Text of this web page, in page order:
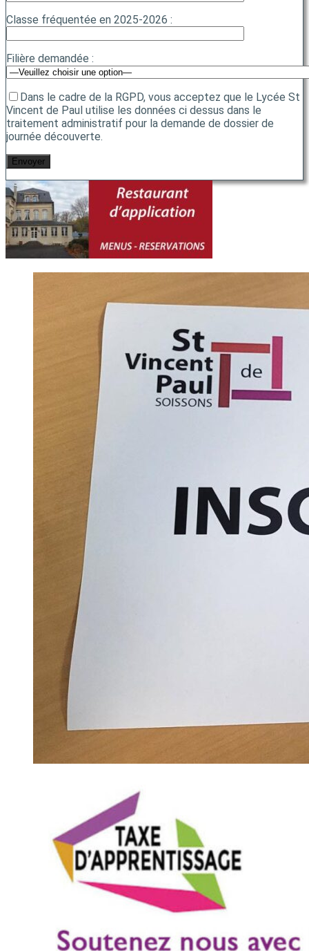
Classe fréquentée en 2025-2026 :
Filière demandée :
Dans le cadre de la RGPD, vous acceptez que le Lycée St
Vincent de Paul utilise les données ci dessus dans le
traitement administratif pour la demande de dossier de
journée découverte.